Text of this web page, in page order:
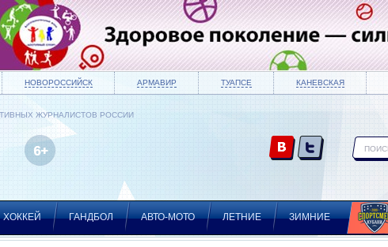
НОВОРОССИЙСК АРМАВИР ТУАПСЕ КАНЕВСКАЯ
ЖУРНАЛИСТОВ РОССИИ
ХОККЕЙ ГАНДБОЛ АВТО-МОТО ЛЕТНИЕ ЗИМНИЕ